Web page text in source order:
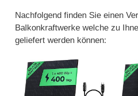
Nachfolgend finden Sie einen
Balkonkraftwerke welche zu
geliefert werden können: